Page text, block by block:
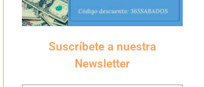
Suscríbete a nuestra
Newsletter